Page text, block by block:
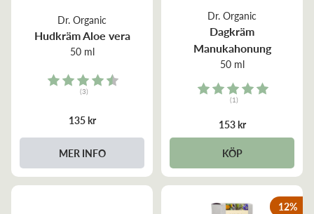
Dr. Organic
Hudkräm Aloe vera
50 ml
Rating:
(3)
135 kr
MER INFO
Dr. Organic
Dagkräm
Manukahonung
50 ml
Rating:
(1)
153 kr
KÖP
12%